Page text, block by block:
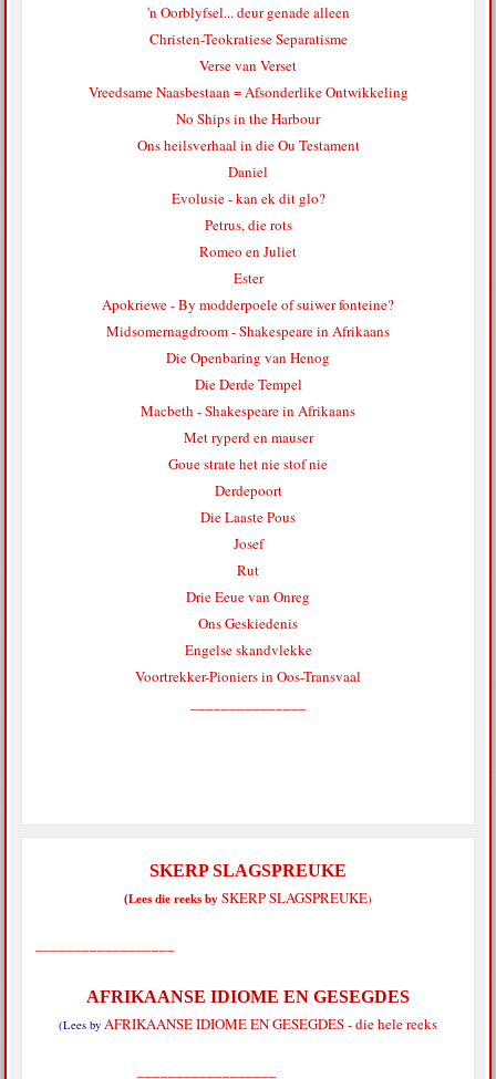
'n Oorblyfsel... deur genade alleen
Christen-Teokratiese Separatisme
Verse van Verset
Vreedsame Naasbestaan = Afsonderlike Ontwikkeling
No Ships in the Harbour
Ons heilsverhaal in die Ou Testament
Daniel
Evolusie - kan ek dit glo?
Petrus, die rots
Romeo en Juliet
Ester
Apokriewe - By modderpoele of suiwer fonteine?
Midsomernagdroom - Shakespeare in Afrikaans
Die Openbaring van Henog
Die Derde Tempel
Macbeth - Shakespeare in Afrikaans
Met ryperd en mauser
Goue strate het nie stof nie
Derdepoort
Die Laaste Pous
Josef
Rut
Drie Eeue van Onreg
Ons Geskiedenis
Engelse skandvlekke
Voortrekker-Pioniers in Oos-Transvaal
SKERP SLAGSPREUKE
(Lees die reeks by SKERP SLAGSPREUKE)
AFRIKAANSE IDIOME EN GESEGDES
(Lees by AFRIKAANSE IDIOME EN GESEGDES - die hele reeks